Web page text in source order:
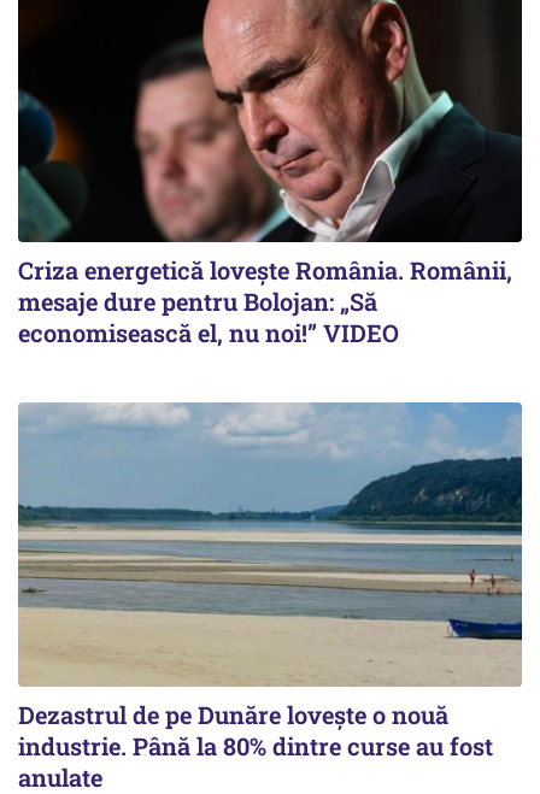
Criza energetică lovește România. Românii,
mesaje dure pentru Bolojan: „Să
economisească el, nu noi!” VIDEO
Dezastrul de pe Dunăre lovește o nouă
industrie. Până la 80% dintre curse au fost
anulate